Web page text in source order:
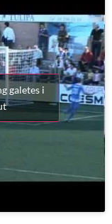
galetes i